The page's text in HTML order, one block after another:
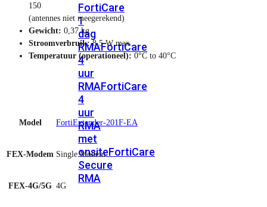
FortiCare
1
dag
RMAFortiCare
4
uur
RMAFortiCare
4
uur
RMA
met
onsiteFortiCare
Secure
RMA
150
(antennes niet meegerekend)
Gewicht: 0,37 kg
Stroomverbruik:8,5 W max
Temperatuur (operationeel): 0°C to 40°C
Model FortiExtender-201F-EA
FEX-Modem Single Modem
FEX-4G/5G 4G